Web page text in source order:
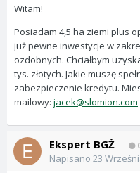
Witam!
Posiadam 4,5 ha ziemi plus
już pewne inwestycje w
ozdobnych. Chciałbym
tys. złotych. Jakie muszę
zabezpieczenie kredytu.
mailowy: jacek@slomion.com
Ekspert BGŻ
Napisano 23